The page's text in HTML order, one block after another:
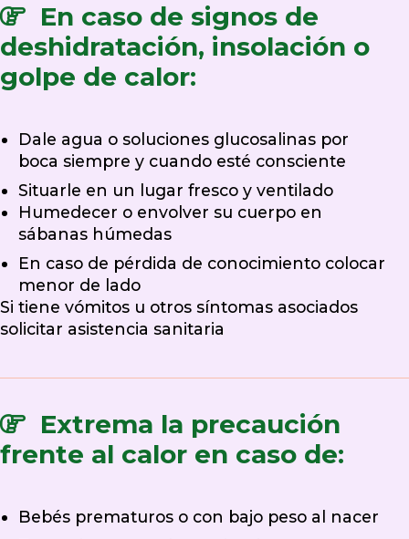
En caso de signos de
deshidratación, insolación o
golpe de calor:
Dale agua o soluciones glucosalinas por
boca siempre y cuando esté consciente
Situarle en un lugar fresco y ventilado
Humedecer o envolver su cuerpo en
sábanas húmedas
En caso de pérdida de conocimiento colocar
menor de lado
Si tiene vómitos u otros síntomas asociados
solicitar asistencia sanitaria
Extrema la precaución
frente al calor en caso de:
Bebés prematuros o con bajo peso al nacer